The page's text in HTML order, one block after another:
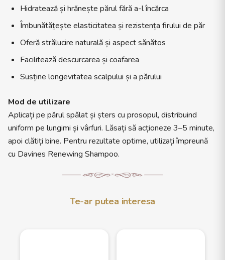
Hidratează și hrănește părul fără a-l încărca
Îmbunătățește elasticitatea și rezistența firului de păr
Oferă strălucire naturală și aspect sănătos
Facilitează descurcarea și coafarea
Susține longevitatea scalpului și a părului
Mod de utilizare
Aplicați pe părul spălat și șters cu prosopul, distribuind
uniform pe lungimi și vârfuri. Lăsați să acționeze 3–5 minute,
apoi clătiți bine. Pentru rezultate optime, utilizați împreună
cu Davines Renewing Shampoo.
Te-ar putea interesa